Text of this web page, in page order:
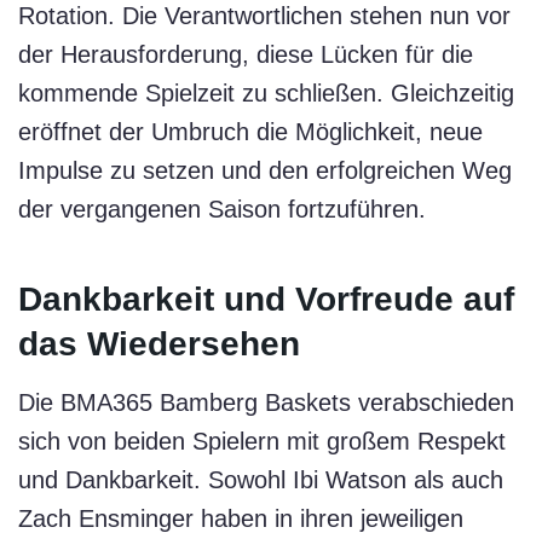
Rotation. Die Verantwortlichen stehen nun vor
der Herausforderung, diese Lücken für die
kommende Spielzeit zu schließen. Gleichzeitig
eröffnet der Umbruch die Möglichkeit, neue
Impulse zu setzen und den erfolgreichen Weg
der vergangenen Saison fortzuführen.
Dankbarkeit und Vorfreude auf
das Wiedersehen
Die BMA365 Bamberg Baskets verabschieden
sich von beiden Spielern mit großem Respekt
und Dankbarkeit. Sowohl Ibi Watson als auch
Zach Ensminger haben in ihren jeweiligen